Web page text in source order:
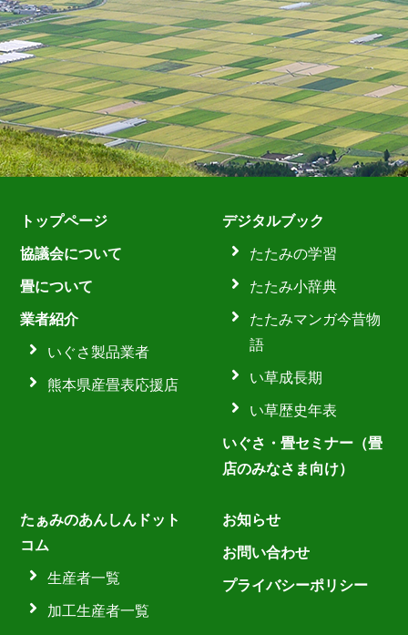
トップページ
協議会について
畳について
業者紹介
いぐさ製品業者
熊本県産畳表応援店
デジタルブック
たたみの学習
たたみ小辞典
たたみマンガ今昔物
語
い草成長期
い草歴史年表
いぐさ・畳セミナー（畳
店のみなさま向け）
たぁみのあんしんドット
コム
生産者一覧
加工生産者一覧
お知らせ
お問い合わせ
プライバシーポリシー